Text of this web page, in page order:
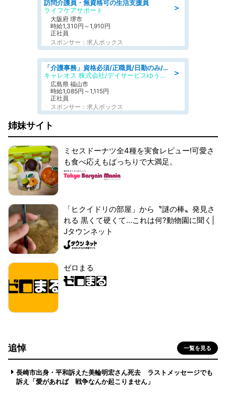
＞
訪問介護員・無資格可の生活支援員
ライフケアサポート
大阪府 堺市
時給1,310円～1,910円
正社員
スポンサー：求人ボックス
＞
「介護事務」資格必須/正職員/日勤のみ/デイサービス
キャレオス 株式会社/デイサービスゆうゆう南本庄
広島県 福山市
時給1,085円～1,115円
正社員
スポンサー：求人ボックス
姉妹サイト
ミセスドーナツ全4種を実食レビュー!可愛さ
も食べ応えもばっちりで大満足。
「ヒクイドリの部屋」から〝謎の棒〟発見さ
れる 黒くて硬くて...これは何?動物園に聞く|
Jタウンネット
ゼロまる
追悼 一覧を見る
長崎市出身・平和訴えた美輪明宏さん死去 ラストメッセージでも
訴え「愛があれば 戦争なんか起こりません」